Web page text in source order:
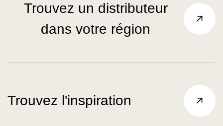
Trouvez un distributeur
dans votre région
Trouvez l'inspiration